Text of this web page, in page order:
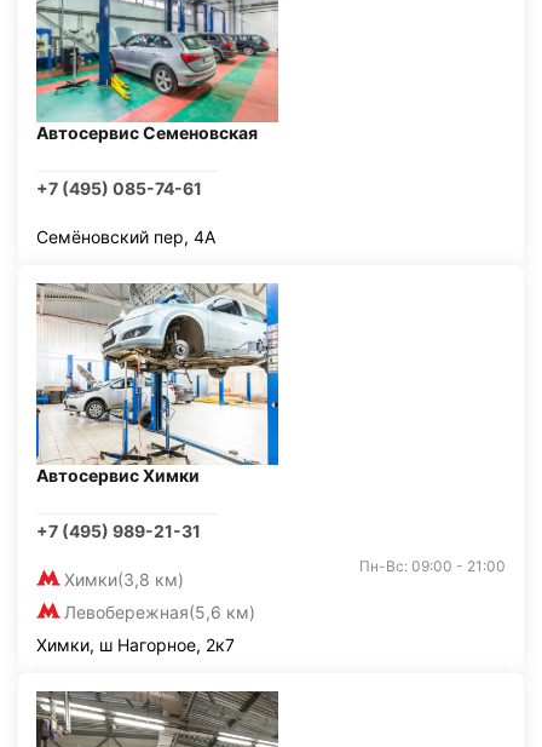
Автосервис Семеновская
+7 (495) 085-74-61
Семёновский пер, 4А
Автосервис Химки
+7 (495) 989-21-31
Химки(3,8 км)
Левобережная(5,6 км)
Пн-Вс: 09:00 - 21:00
Химки, ш Нагорное, 2к7